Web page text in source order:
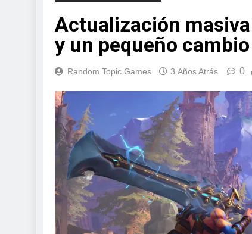
Actualización
y un pequeño
Random Topic Games 3 Años Atrás 0